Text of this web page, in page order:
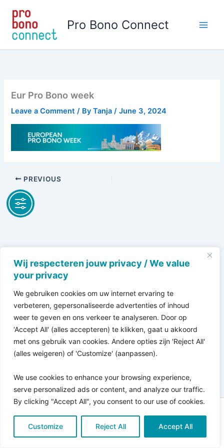
Wij respecteren jouw privacy / We value
your privacy
We gebruiken cookies om uw internet ervaring te
verbeteren, gepersonaliseerde advertenties of inhoud
weer te geven en ons verkeer te analyseren. Door op
‘Accept All' (alles accepteren) te klikken, gaat u akkoord
met ons gebruik van cookies. Andere opties zijn 'Reject All'
(alles weigeren) of 'Customize' (aanpassen).
We use cookies to enhance your browsing experience,
serve personalized ads or content, and analyze our traffic.
By clicking "Accept All", you consent to our use of cookies.
Customize Reject All Accept All
content
Pro Bono Connect
Eur Pro Bono week
Leave a Comment / ByTanja/June 3, 2024
PREVIOUS
Copyright © 2026 Pro Bono Connect | in samenwerking
metKitewebsites